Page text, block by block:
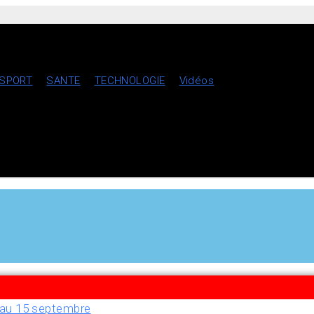
SPORT SANTE TECHNOLOGIE
Vidéos
15 septembre